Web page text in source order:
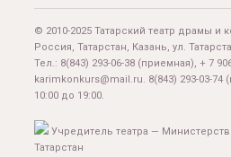
© 2010-2025 Татарский театр драмы и
Россия, Татарстан, Казань, ул.
Тел.: 8(843) 293-06-38 (приемная), + 7
karimkonkurs@mail.ru. 8(843) 293-03-74
10:00 до 19:00.
Учредитель театра —
Татарстан